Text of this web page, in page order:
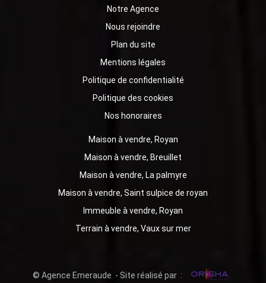
Notre Agence
Nous rejoindre
Plan du site
Mentions légales
Politique de confidentialité
Politique des cookies
Nos honoraires
Maison à vendre, Royan
Maison à vendre, Breuillet
Maison à vendre, La palmyre
Maison à vendre, Saint sulpice de royan
Immeuble à vendre, Royan
Terrain à vendre, Vaux sur mer
© Agence Emeraude - Site réalisé par :